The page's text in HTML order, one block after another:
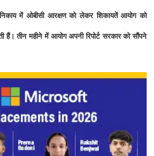
निकाय में ओबीसी आरक्षण को लेकर शिकायतें आयोग को
हैं। तीन महीने में आयोग अपनी रिपोर्ट सरकार को सौंपने